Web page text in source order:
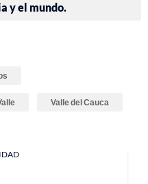
y el mundo.
Valle del Cauca